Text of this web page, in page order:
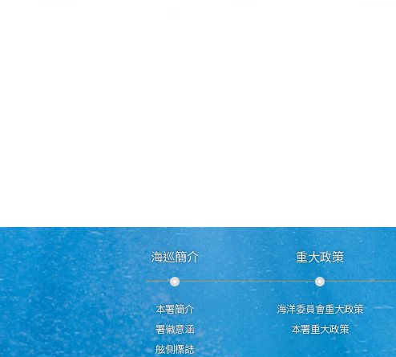
海巡簡介
本署簡介
署徽意涵
舷側標誌
重大政策
海洋委員會重大政策
本署重大政策